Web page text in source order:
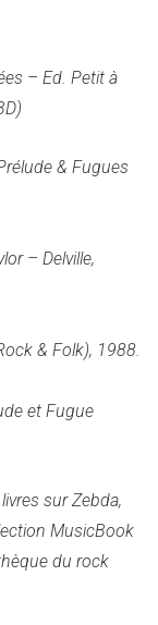
– Ed. Petit à
& Fugues
– Delville,
& Folk), 1988.
et Fugue
sur Zebda,
MusicBook
du rock